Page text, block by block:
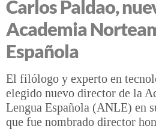
Carlos Paldao,
Academia
Española
El filólogo y experto en
elegido nuevo director de la
Lengua Española (ANLE) en
que fue nombrado director